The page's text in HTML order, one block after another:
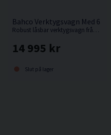
Bahco Verktygsvagn Med 6
Robust låsbar verktygsvagn från Bahco med 197 verktyg.
14 995 kr
Slut på lager